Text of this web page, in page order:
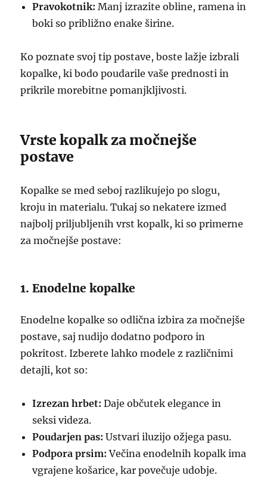
Pravokotnik: Manj izrazite obline, ramena in
boki so približno enake širine.
Ko poznate svoj tip postave, boste lažje izbrali
kopalke, ki bodo poudarile vaše prednosti in
prikrile morebitne pomanjkljivosti.
Vrste kopalk za močnejše
postave
Kopalke se med seboj razlikujejo po slogu,
kroju in materialu. Tukaj so nekatere izmed
najbolj priljubljenih vrst kopalk, ki so primerne
za močnejše postave:
1. Enodelne kopalke
Enodelne kopalke so odlična izbira za močnejše
postave, saj nudijo dodatno podporo in
pokritost. Izberete lahko modele z različnimi
detajli, kot so:
Izrezan hrbet: Daje občutek elegance in
seksi videza.
Poudarjen pas: Ustvari iluzijo ožjega pasu.
Podpora prsim: Večina enodelnih kopalk ima
vgrajene košarice, kar povečuje udobje.